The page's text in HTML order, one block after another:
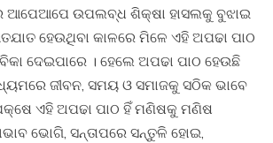
ଆପେଆପେ ଉପଲବ୍ଧ ଶିକ୍ଷା ହାସଲକୁ ବୁଝାଇ
ହେଉଥିବା କାଳରେ ମିଳେ ଏହି ଅପଢା ପାଠ
ଦେଇପାରେ । ହେଲେ ଅପଢା ପାଠ ହେଉଛି
ଜୀବନ, ସମୟ ଓ ସମାଜକୁ ସଠିକ ଭାବେ
ଏହି ଅପଢା ପାଠ ହିଁ ମଣିଷକୁ ମଣିଷ
ଭୋଗି, ସନ୍ତାପରେ ସନ୍ତୁଳି ହୋଇ,